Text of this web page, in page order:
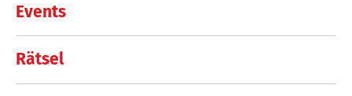
Events
Rätsel